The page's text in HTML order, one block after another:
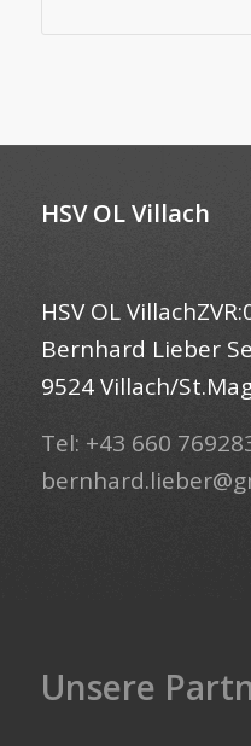
HSV OL Villach
HSV OL
Bernhard Lieber
9524 Villach/
Tel: +43 660
Unsere